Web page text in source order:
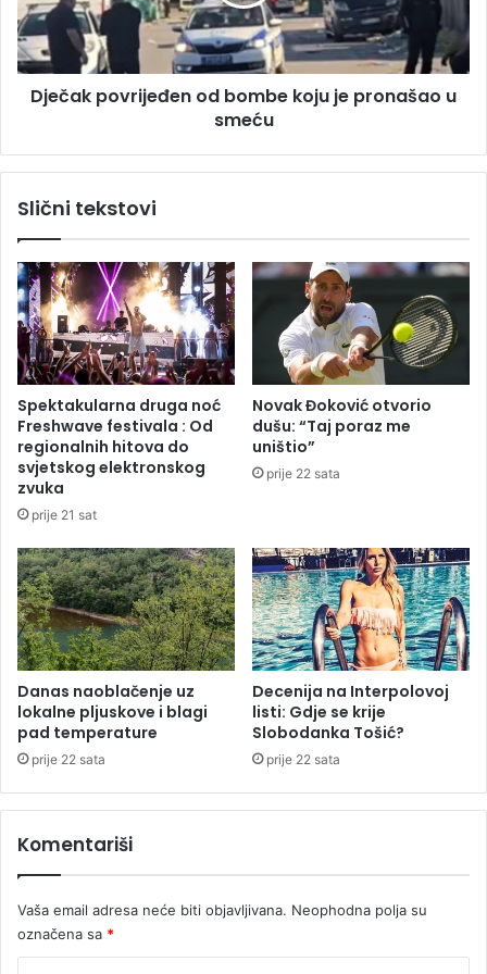
a
r
a
š
o
v
r
i
j
e
đ
e
n
u
s
u
a
r
u
a
u
t
o
m
o
b
t
o
c
p
o
v
e
d
b
o
m
b
k
o
j
u
j
p
r
o
n
a
š
a
o
u
s
u
Dječak povrijeđen od bombe koju je pronašao u
smeću
Slični tekstovi
Spektakularna druga noć
Freshwave festivala : Od
regionalnih hitova do
svjetskog elektronskog
zvuka
prije 21 sat
Novak Đoković otvorio
dušu: “Taj poraz me
uništio”
prije 22 sata
Danas naoblačenje uz
lokalne pljuskove i blagi
pad temperature
prije 22 sata
Decenija na Interpolovoj
listi: Gdje se krije
Slobodanka Tošić?
prije 22 sata
Komentariši
Vaša email adresa neće biti objavljivana. Neophodna polja su
označena sa *